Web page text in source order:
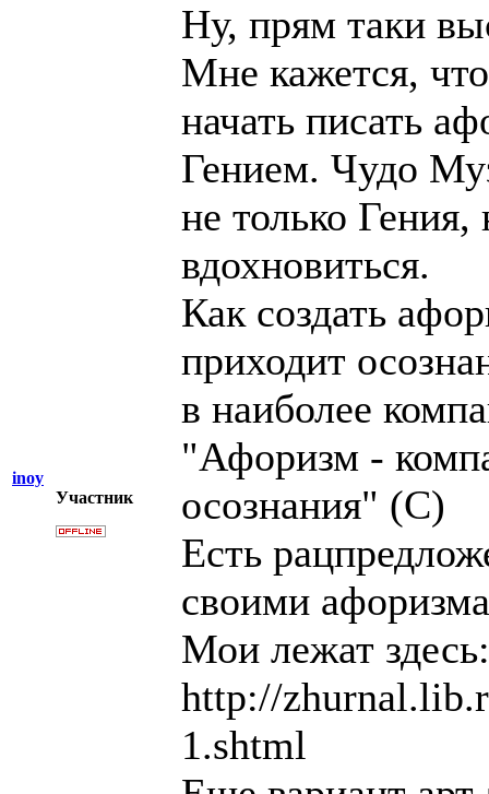
inoy
Участник
Ну, прям таки
Мне кажется,
начать писать
Гением. Чудо
не только Гения,
вдохновиться.
Как создать
приходит
в наиболее
"Афоризм -
осознания" (С)
Есть
своими
Мои лежат здесь:
http://
1.shtml